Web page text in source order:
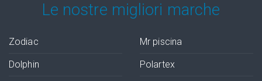
Le nostre migliori marche
Zodiac
Dolphin
Mr piscina
Polartex